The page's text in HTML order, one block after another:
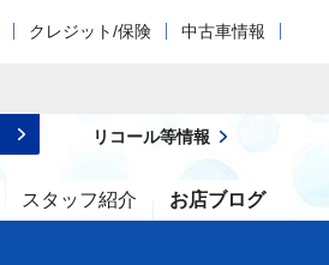
クレジット/保険 中古車情報
スタッフ紹介 お店ブログ
リコール等情報